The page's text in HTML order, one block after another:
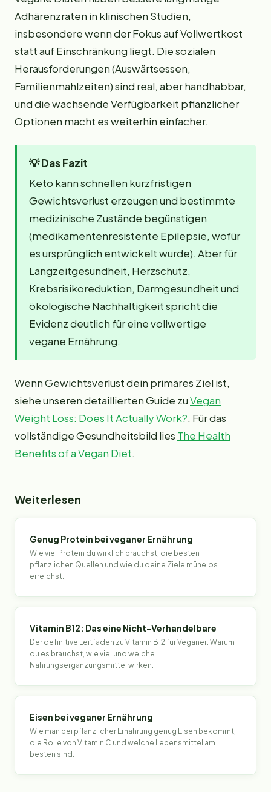
Adhärenzraten in klinischen Studien,
insbesondere wenn der Fokus auf Vollwertkost
statt auf Einschränkung liegt. Die sozialen
Herausforderungen (Auswärtsessen,
Familienmahlzeiten) sind real, aber handhabbar,
und die wachsende Verfügbarkeit pflanzlicher
Optionen macht es weiterhin einfacher.
💡Das Fazit
Keto kann schnellen kurzfristigen
Gewichtsverlust erzeugen und bestimmte
medizinische Zustände begünstigen
(medikamentenresistente Epilepsie, wofür
es ursprünglich entwickelt wurde). Aber für
Langzeitgesundheit, Herzschutz,
Krebsrisikoreduktion, Darmgesundheit und
ökologische Nachhaltigkeit spricht die
Evidenz deutlich für eine vollwertige
vegane Ernährung.
Wenn Gewichtsverlust dein primäres Ziel ist,
siehe unseren detaillierten Guide zuVegan
Weight Loss: Does It Actually Work?. Für das
vollständige Gesundheitsbild lies The Health
Benefits of a Vegan Diet.
Weiterlesen
Genug Protein bei veganer Ernährung
Wie viel Protein du wirklich brauchst, die besten
pflanzlichen Quellen und wie du deine Ziele mühelos
erreichst.
Vitamin B12: Das eine Nicht-Verhandelbare
Der definitive Leitfaden zu Vitamin B12 für Veganer: Warum
du es brauchst, wie viel und welche
Nahrungsergänzungsmittel wirken.
Eisen bei veganer Ernährung
Wie man bei pflanzlicher Ernährung genug Eisen bekommt,
die Rolle von Vitamin C und welche Lebensmittel am
besten sind.